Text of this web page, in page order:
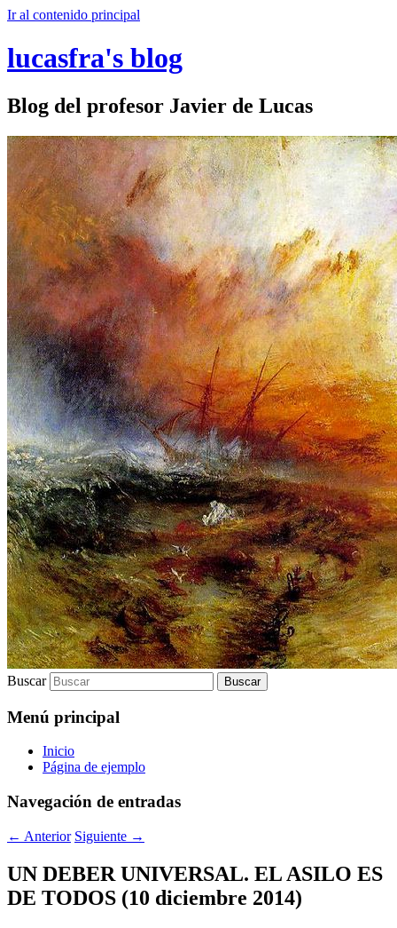
Ir al contenido principal
lucasfra's blog
Blog del profesor Javier de Lucas
Buscar
Menú principal
Inicio
Página de ejemplo
Navegación de entradas
← Anterior Siguiente →
UN DEBER UNIVERSAL. EL ASILO ES
DE TODOS (10 diciembre 2014)